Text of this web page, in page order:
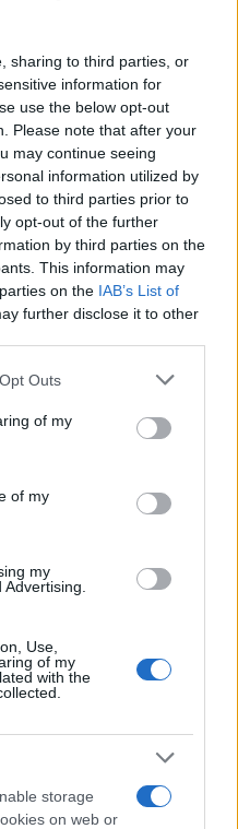
sharing to third parties, or
information for
use the below opt-out
Please note that after your
may continue seeing
information utilized by
to third parties prior to
opt-out of the further
by third parties on the
This information may
on the IAB’s List of
further disclose it to other
uses one or more Google
You may click to
and its third-party tags to
purposes in below Google
Outs
of my
of my
my
Use,
of my
with the
storage
on web or
segnalazioni,
e le tue foto
al numero +39
ultime news
h
a
con Avis Olbia al